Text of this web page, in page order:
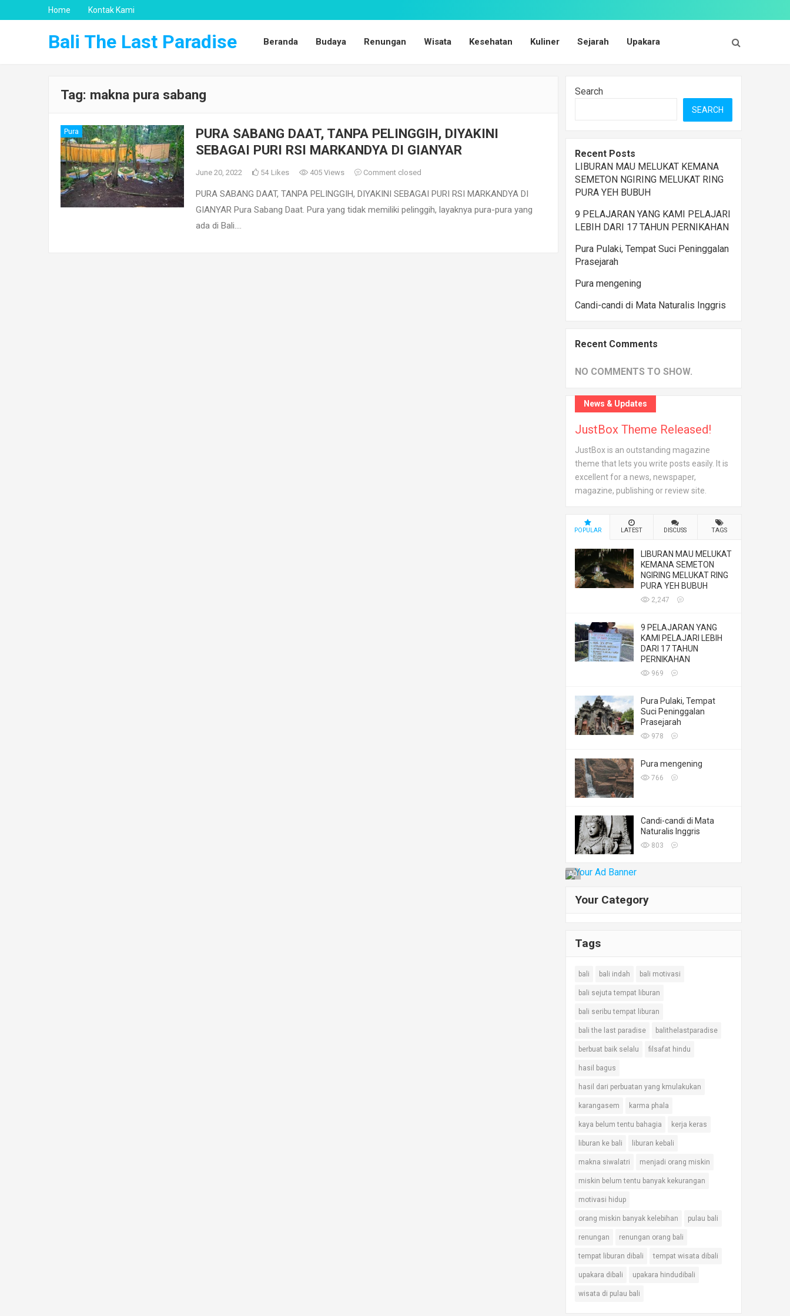
Home Kontak Kami
Bali The Last Paradise Beranda Budaya Renungan Wisata Kesehatan Kuliner Sejarah Upakara
Tag: makna pura sabang
Pura
PURA SABANG DAAT, TANPA PELINGGIH, DIYAKINI
SEBAGAI PURI RSI MARKANDYA DI GIANYAR
June 20, 2022 54 Likes 405 Views Comment closed
PURA SABANG DAAT, TANPA PELINGGIH, DIYAKINI SEBAGAI PURI RSI MARKANDYA DI
GIANYAR Pura Sabang Daat. Pura yang tidak memiliki pelinggih, layaknya pura-pura yang
ada di Bali.…
Search
SEARCH
Recent Posts
LIBURAN MAU MELUKAT KEMANA
SEMETON NGIRING MELUKAT RING
PURA YEH BUBUH
9 PELAJARAN YANG KAMI PELAJARI
LEBIH DARI 17 TAHUN PERNIKAHAN
Pura Pulaki, Tempat Suci Peninggalan
Prasejarah
Pura mengening
Candi-candi di Mata Naturalis Inggris
Recent Comments
NO COMMENTS TO SHOW.
News & Updates
JustBox Theme Released!
JustBox is an outstanding magazine
theme that lets you write posts easily. It is
excellent for a news, newspaper,
magazine, publishing or review site.
POPULAR LATEST DISCUSS TAGS
LIBURAN MAU MELUKAT
KEMANA SEMETON
NGIRING MELUKAT RING
PURA YEH BUBUH
2,247
9 PELAJARAN YANG
KAMI PELAJARI LEBIH
DARI 17 TAHUN
PERNIKAHAN
969
Pura Pulaki, Tempat
Suci Peninggalan
Prasejarah
978
Pura mengening
766
Candi-candi di Mata
Naturalis Inggris
803
AD
Your Category
Tags
bali bali indah bali motivasi
bali sejuta tempat liburan
bali seribu tempat liburan
bali the last paradise balithelastparadise
berbuat baik selalu filsafat hindu
hasil bagus
hasil dari perbuatan yang kmulakukan
karangasem karma phala
kaya belum tentu bahagia kerja keras
liburan ke bali liburan kebali
makna siwalatri menjadi orang miskin
miskin belum tentu banyak kekurangan
motivasi hidup
orang miskin banyak kelebihan pulau bali
renungan renungan orang bali
tempat liburan dibali tempat wisata dibali
upakara dibali upakara hindudibali
wisata di pulau bali